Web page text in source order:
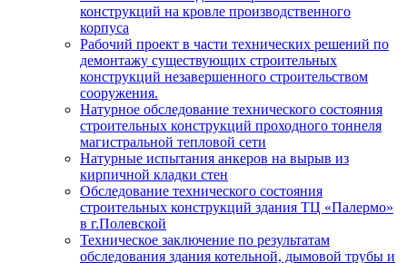
конструкций на кровле производственного
корпуса
Рабочий проект в части технических решений по
демонтажу существующих строительных
конструкций незавершенного строительством
сооружения.
Натурное обследование технического состояния
строительных конструкций проходного тоннеля
магистральной тепловой сети
Натурные испытания анкеров на вырыв из
кирпичной кладки стен
Обследование технического состояния
строительных конструкций здания ТЦ «Палермо»
в г.Полевской
Техническое заключение по результатам
обследования здания котельной, дымовой трубы и